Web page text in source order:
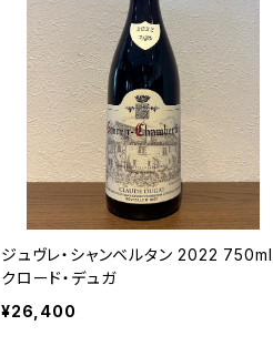
ジュヴレ・シャンベルタン 2022 750ml
クロード・デュガ
¥26,400